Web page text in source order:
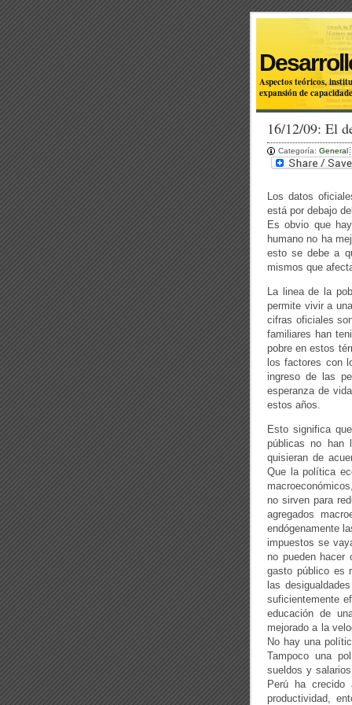
Aspectos teóricos,
expansión de
16/12/09: El
Categoría: General
Los datos
está por debajo
Es obvio que
humano no ha
esto se debe a
mismos que
La linea de la
permite vivir a
cifras oficiales
familiares han
pobre en estos
los factores con
ingreso de las
esperanza de
estos años.
Esto significa
públicas no han
quisieran de
Que la política
no sirven para
agregados
endógenamente
impuestos se
no pueden hacer
gasto público es
las
suficientemente
educación de
mejorado a la
No hay una
Tampoco una
sueldos y
Perú ha
productividad,